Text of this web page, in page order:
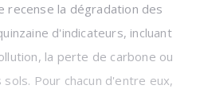
recense la dégradation des
d'indicateurs, incluant
la perte de carbone ou
Pour chacun d'entre eux,